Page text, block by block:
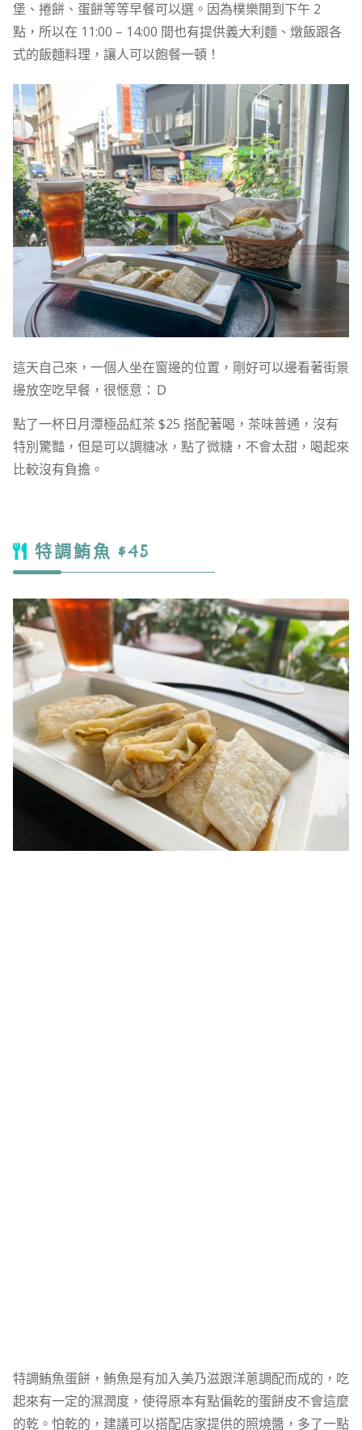
堡、捲餅、蛋餅等等早餐可以選。因為樸樂開到下午 2
點，所以在 11:00 – 14:00 間也有提供義大利麵、燉飯跟各
式的飯麵料理，讓人可以飽餐一頓！
這天自己來，一個人坐在窗邊的位置，剛好可以邊看著街景
邊放空吃早餐，很愜意：Ｄ
點了一杯日月潭極品紅茶 $25 搭配著喝，茶味普通，沒有
特別驚豔，但是可以調糖冰，點了微糖，不會太甜，喝起來
比較沒有負擔。
特調鮪魚 $45
特調鮪魚蛋餅，鮪魚是有加入美乃滋跟洋蔥調配而成的，吃
起來有一定的濕潤度，使得原本有點偏乾的蛋餅皮不會這麼
的乾。怕乾的，建議可以搭配店家提供的照燒醬，多了一點